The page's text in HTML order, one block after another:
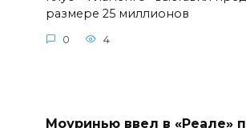
размере 25 миллионов
0 4
Моуринью ввел в «Реале»